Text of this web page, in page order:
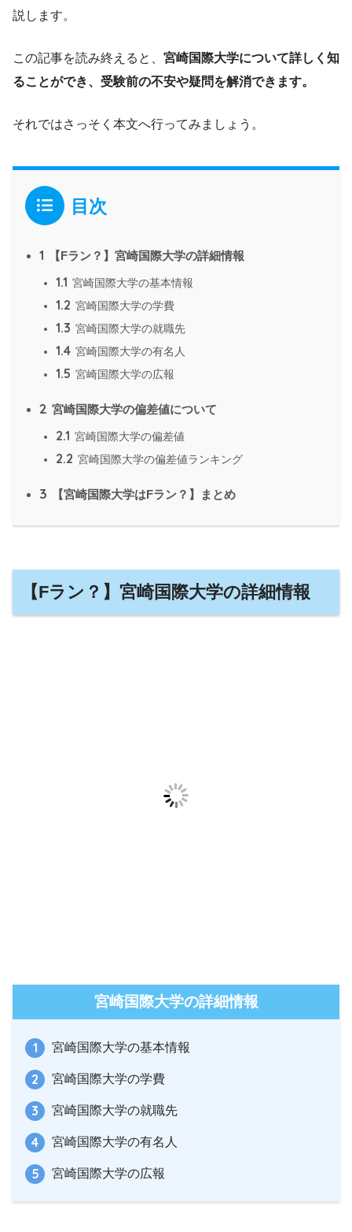
説します。
この記事を読み終えると、 宮崎国際大学について詳しく知
ることができ、受験前の不安や疑問を解消できます。
それではさっそく本文へ行ってみましょう。
目次
1 【Fラン？】宮崎国際大学の詳細情報
1.1 宮崎国際大学の基本情報
1.2 宮崎国際大学の学費
1.3 宮崎国際大学の就職先
1.4 宮崎国際大学の有名人
1.5 宮崎国際大学の広報
2 宮崎国際大学の偏差値について
2.1 宮崎国際大学の偏差値
2.2 宮崎国際大学の偏差値ランキング
3 【宮崎国際大学はFラン？】まとめ
【Fラン？】宮崎国際大学の詳細情報
宮崎国際大学の詳細情報
宮崎国際大学の基本情報
宮崎国際大学の学費
宮崎国際大学の就職先
宮崎国際大学の有名人
宮崎国際大学の広報